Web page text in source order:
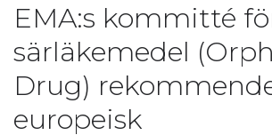
EMA:s kommitté
särläkemedel
Drug)
europeisk